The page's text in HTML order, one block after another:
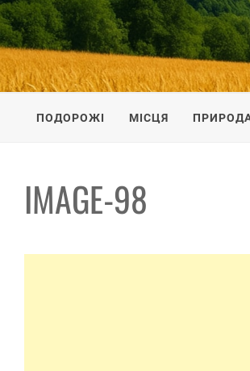
ПОДОРОЖI ПО УКРАЇНІ
ПОДОРОЖІ МІСЦЯ
IMAGE-98